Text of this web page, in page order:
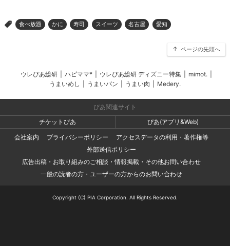
> 食べ放題 かに 寿司 スイーツ 名古屋 愛知
ページの先頭へ
ウレぴあ総研 ハピママ* ウレぴあ総研 ディズニー特集 mimot.
うまいめし
うまいパン うまい肉 Medery.
ぴあ関連サイト
チケットぴあ
ぴあ(アプリ&Web)
会社案内
プライバシーポリシー
アクセスデータの利用・著作権等
外部送信ポリシー
広告出稿・お取り組みのご相談・情報掲載・その他お問い合わせ
一般の読者の方・ユーザーの方からのお問い合わせ
Copyright (C) PIA Corporation. All Rights Reserved.